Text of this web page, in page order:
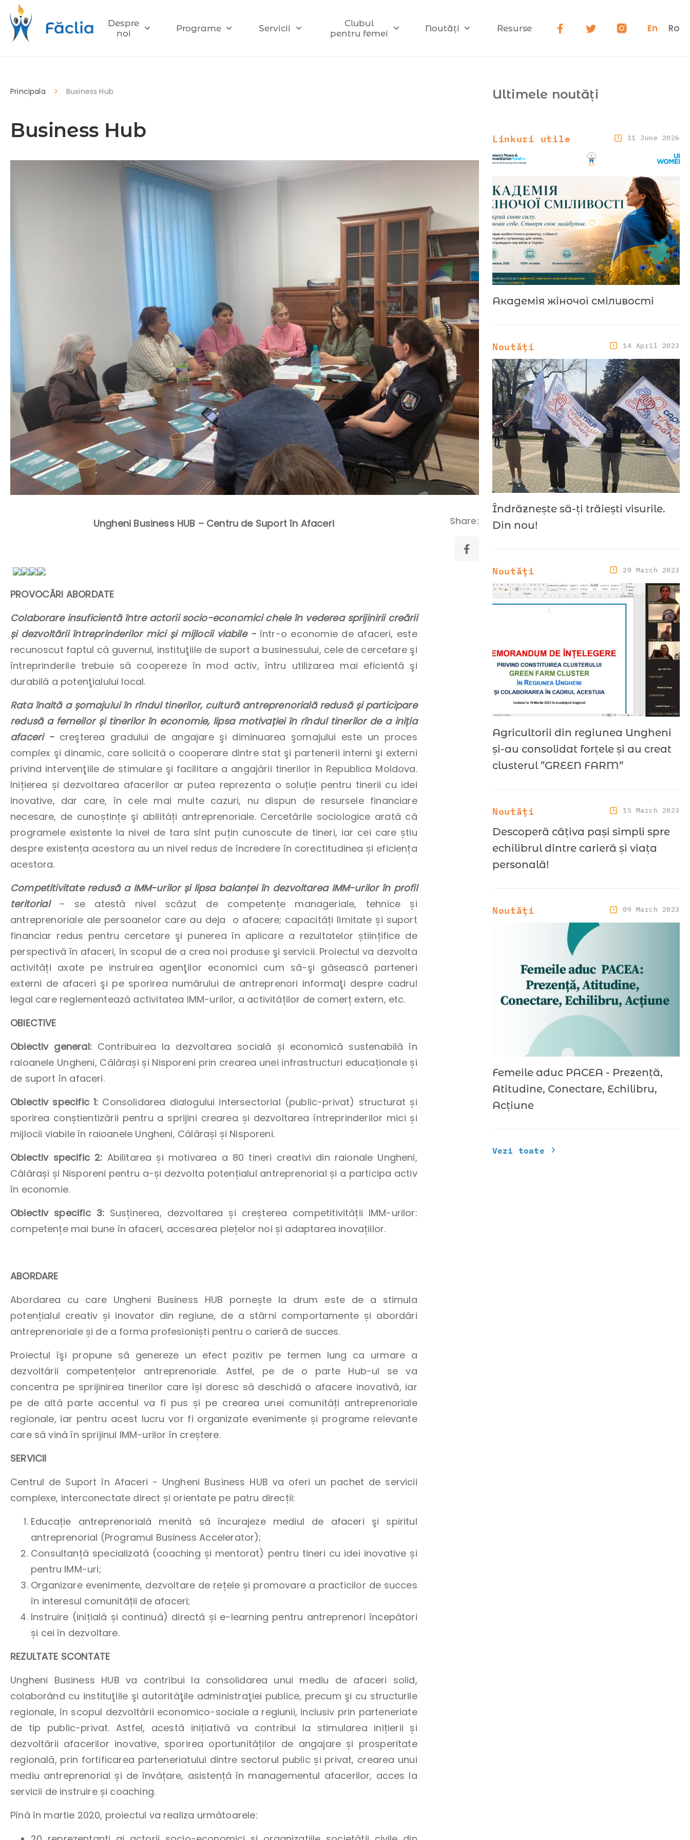
Despre
noi
Programe Servicii
Clubul
pentru femei
Noutăți Resurse En Ro
Principala Business Hub
Business Hub
Ungheni Business HUB – Centru de Suport în Afaceri
PROVOCĂRI ABORDATE
Colaborare insuficientă între actorii socio-economici cheie în vederea sprijinirii creării
și dezvoltării întreprinderilor mici și mijlocii viabile - într-o economie de afaceri, este
recunoscut faptul că guvernul, instituţiile de suport a businessului, cele de cercetare şi
întreprinderile trebuie să coopereze în mod activ, întru utilizarea mai eficientă şi
durabilă a potenţialului local.
Rata înaltă a șomajului în rîndul tinerilor, cultură antreprenorială redusă și participare
redusă a femeilor și tinerilor în economie, lipsa motivației în rîndul tinerilor de a iniția
afaceri -creşterea gradului de angajare şi diminuarea şomajului este un proces
complex şi dinamic, care solicită o cooperare dintre stat şi partenerii interni şi externi
privind intervenţiile de stimulare şi facilitare a angajării tinerilor în Republica Moldova.
Inițierea și dezvoltarea afacerilor ar putea reprezenta o soluție pentru tinerii cu idei
inovative, dar care, în cele mai multe cazuri, nu dispun de resursele financiare
necesare, de cunoștințe şi abilități antreprenoriale. Cercetările sociologice arată că
programele existente la nivel de tara sînt puțin cunoscute de tineri, iar cei care știu
despre existența acestora au un nivel redus de încredere în corectitudinea și eficiența
acestora.
Competitivitate redusă a IMM-urilor și lipsa balanței în dezvoltarea IMM-urilor în profil
teritorial – se atestă nivel scăzut de competențe manageriale, tehnice și
antreprenoriale ale persoanelor care au deja o afacere; capacități limitate și suport
financiar redus pentru cercetare şi punerea în aplicare a rezultatelor științifice de
perspectivă în afaceri, în scopul de a crea noi produse şi servicii. Proiectul va dezvolta
activități axate pe instruirea agenţilor economici cum să-şi găsească parteneri
externi de afaceri şi pe sporirea numărului de antreprenori informaţi despre cadrul
legal care reglementează activitatea IMM-urilor, a activităților de comerț extern, etc.
OBIECTIVE
Obiectiv general:Contribuirea la dezvoltarea socială și economică sustenabilă în
raioanele Ungheni, Călărași și Nisporeni prin crearea unei infrastructuri educaționale și
de suport în afaceri.
Obiectiv specific 1: Consolidarea dialogului intersectorial (public-privat) structurat și
sporirea conștientizării pentru a sprijini crearea și dezvoltarea întreprinderilor mici și
mijlocii viabile în raioanele Ungheni, Călărași și Nisporeni.
Obiectiv specific 2: Abilitarea și motivarea a 80 tineri creativi din raionale Ungheni,
Călărași și Nisporeni pentru a-și dezvolta potențialul antreprenorial și a participa activ
în economie.
Obiectiv specific 3:Susținerea, dezvoltarea și creșterea competitivității IMM-urilor:
competențe mai bune în afaceri, accesarea piețelor noi și adaptarea inovațiilor.
ABORDARE
Abordarea cu care Ungheni Business HUB pornește la drum este de a stimula
potențialul creativ și inovator din regiune, de a stârni comportamente și abordări
antreprenoriale și de a forma profesioniști pentru o carieră de succes.
Proiectul îşi propune să genereze un efect pozitiv pe termen lung ca urmare a
dezvoltării competențelor antreprenoriale. Astfel, pe de o parte Hub-ul se va
concentra pe sprijinirea tinerilor care își doresc să deschidă o afacere inovativă, iar
pe de altă parte accentul va fi pus și pe crearea unei comunități antreprenoriale
regionale, iar pentru acest lucru vor fi organizate evenimente și programe relevante
care să vină în sprijinul IMM-urilor în creștere.
SERVICII
Centrul de Suport în Afaceri - Ungheni Business HUB va oferi un pachet de servicii
complexe, interconectate direct și orientate pe patru direcții:
Educație antreprenorială menită să încurajeze mediul de afaceri şi spiritul
antreprenorial (Programul Business Accelerator);
Consultanță specializată (coaching și mentorat) pentru tineri cu idei inovative și
pentru IMM-uri;
Organizare evenimente, dezvoltare de rețele și promovare a practicilor de succes
în interesul comunității de afaceri;
Instruire (inițială și continuă) directă și e-learning pentru antreprenori începători
și cei în dezvoltare.
REZULTATE SCONTATE
Ungheni Business HUB va contribui la consolidarea unui mediu de afaceri solid,
colaborând cu instituţiile şi autorităţile administraţiei publice, precum şi cu structurile
regionale, în scopul dezvoltării economico-sociale a regiunii, inclusiv prin parteneriate
de tip public-privat. Astfel, acestă inițiativă va contribui la stimularea inițierii și
dezvoltării afacerilor inovative, sporirea oportunităților de angajare și prosperitate
regională, prin fortificarea parteneriatului dintre sectorul public și privat, crearea unui
mediu antreprenorial și de învățare, asistență în managementul afacerilor, acces la
servicii de instruire și coaching.
Pînă în martie 2020, proiectul va realiza următoarele:
Share:
Ultimele noutăți
Linkuri utile 11 June 2026
Академія жіночої сміливості
Noutăți 14 April 2023
Îndrăznește să-ți trăiești visurile.
Din nou!
Noutăți 20 March 2023
Agricultorii din regiunea Ungheni
și-au consolidat forțele și au creat
clusterul ”GREEN FARM”
Noutăți 15 March 2023
Descoperă câțiva pași simpli spre
echilibrul dintre carieră și viața
personală!
Noutăți 09 March 2023
Femeile aduc PACEA - Prezență,
Atitudine, Conectare, Echilibru,
Acțiune
Vezi toate